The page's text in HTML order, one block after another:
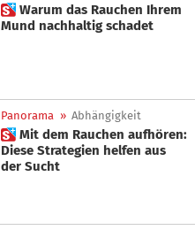
 Warum das Rauchen Ihrem
Mund nachhaltig schadet
Panorama » Abhängigkeit
 Mit dem Rauchen aufhören:
Diese Strategien helfen aus
der Sucht